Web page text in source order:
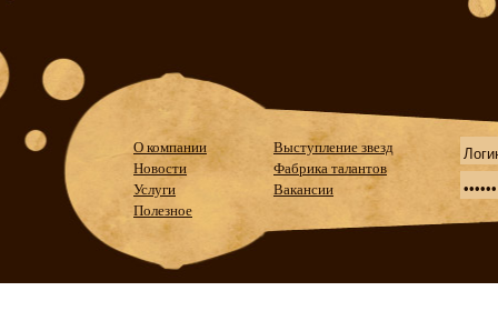
О компании
Новости
Услуги
Полезное
Выступление звезд
Фабрика талантов
Вакансии